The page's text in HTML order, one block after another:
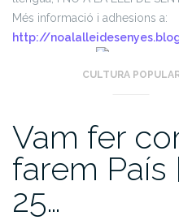
Més informació i adhesions a:
http://
CULTURA
Vam fer
farem
25…